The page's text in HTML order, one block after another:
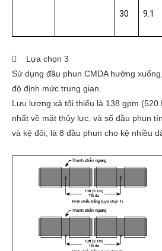
30 9.1
 Lựa chọn 3
Sử dụng đầu phun CMDA hướng
độ định mức trung gian.
Lưu lượng xả tối thiểu là 138 gpm (520
nhất về mặt thủy lực, và số đầu phun
và kệ đôi, là 8 đầu phun cho kệ nhiều